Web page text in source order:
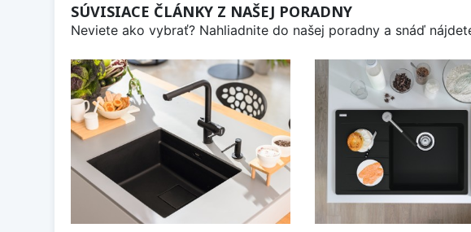
SÚVISIACE ČLÁNKY Z NAŠEJ PORADNY
Neviete ako vybrať? Nahliadnite do našej poradny a snáď